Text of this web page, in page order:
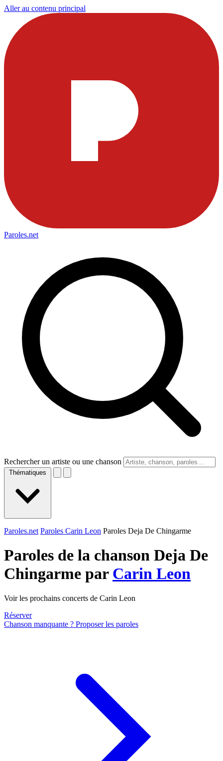
Aller au contenu principal
Paroles.net
Rechercher un artiste ou une chanson
Thématiques
Paroles.net Paroles Carin Leon Paroles Deja De Chingarme
Paroles de la chanson Deja De
Chingarme par Carin Leon
Voir les prochains concerts de Carin Leon
Réserver
Chanson manquante ? Proposer les paroles